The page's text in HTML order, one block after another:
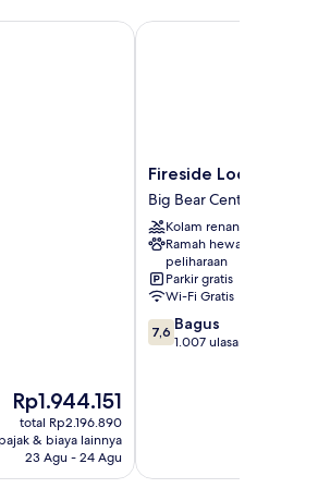
Harga
sekarang
Rp1.944.151
Rp1.944.151
total Rp2.196.890
& biaya lainnya
23 Agu - 24 Agu
Fireside
Lodge
Big
Bear
Central
Fireside Lodge
Big Bear Central
Kolam renang
Ramah hewan
peliharaan
Parkir gratis
Wi-Fi Gratis
7.6
dari
7,6 Bagus
1.007 ulasan
Fireside Lodge